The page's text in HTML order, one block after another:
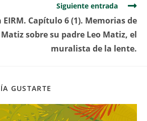
Siguiente entrada
EIRM. Capítulo 6 (1). Memorias de
sobre su padre Leo Matiz, el
muralista de la lente.
GUSTARTE